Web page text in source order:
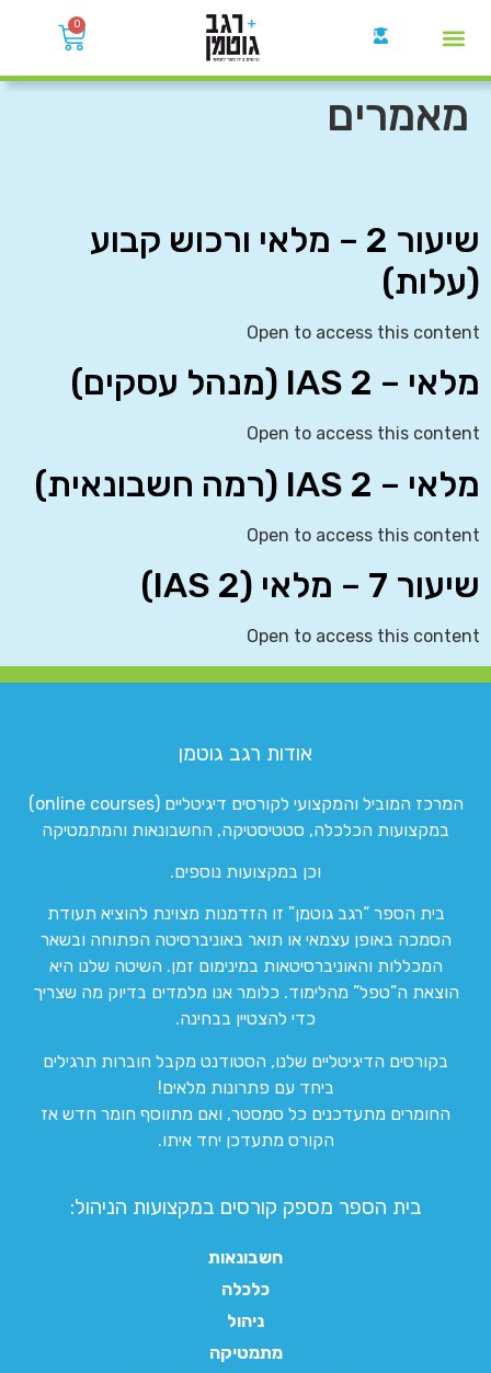
0
מאמרים
שיעור 2 – מלאי ורכוש קבוע
(עלות)
Open to access this content
מלאי – IAS 2 (מנהל עסקים)
Open to access this content
מלאי – IAS 2 (רמה חשבונאית)
Open to access this content
שיעור 7 – מלאי (IAS 2)
Open to access this content
אודות רגב גוטמן
המרכז המוביל והמקצועי לקורסים דיגיטליים (online courses)
במקצועות הכלכלה, סטטיסטיקה, החשבונאות והמתמטיקה
וכן במקצועות נוספים.
בית הספר “רגב גוטמן” זו הזדמנות מצוינת להוציא תעודת
הסמכה באופן עצמאי או תואר באוניברסיטה הפתוחה ובשאר
המכללות והאוניברסיטאות במינימום זמן. השיטה שלנו היא
הוצאת ה”טפל” מהלימוד. כלומר אנו מלמדים בדיוק מה שצריך
כדי להצטיין בבחינה.
בקורסים הדיגיטליים שלנו, הסטודנט מקבל חוברות תרגילים
ביחד עם פתרונות מלאים!
החומרים מתעדכנים כל סמסטר, ואם מתווסף חומר חדש אז
הקורס מתעדכן יחד איתו.
בית הספר מספק קורסים במקצועות הניהול:
חשבונאות
כלכלה
ניהול
מתמטיקה